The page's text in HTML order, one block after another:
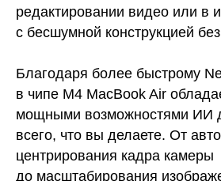
редактировании видео или в
с бесшумной конструкцией
Благодаря более быстрому
в чипе M4 MacBook Air
мощными возможностями ИИ
всего, что вы делаете. От
центрирования кадра камеры
до масштабирования